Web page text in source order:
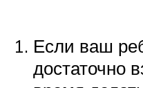
Если ваш
достаточно